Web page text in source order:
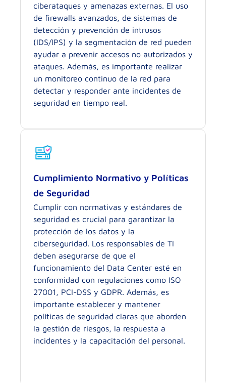
ciberataques y amenazas externas. El uso
de firewalls avanzados, de sistemas de
detección y prevención de intrusos
(IDS/IPS) y la segmentación de red pueden
ayudar a prevenir accesos no autorizados y
ataques. Además, es importante realizar
un monitoreo continuo de la red para
detectar y responder ante incidentes de
seguridad en tiempo real.
Cumplimiento Normativo y Políticas
de Seguridad
Cumplir con normativas y estándares de
seguridad es crucial para garantizar la
protección de los datos y la
ciberseguridad. Los responsables de TI
deben asegurarse de que el
funcionamiento del Data Center esté en
conformidad con regulaciones como ISO
27001, PCI-DSS y GDPR. Además, es
importante establecer y mantener
políticas de seguridad claras que aborden
la gestión de riesgos, la respuesta a
incidentes y la capacitación del personal.